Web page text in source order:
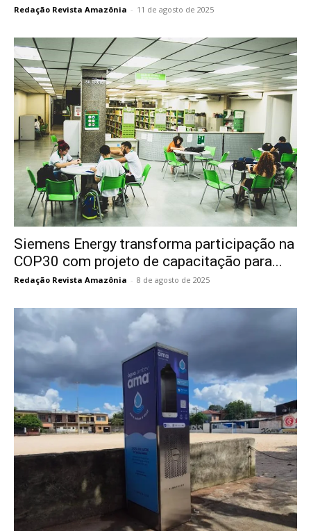
Redação Revista Amazônia - 11 de agosto de 2025
Siemens Energy transforma participação na
COP30 com projeto de capacitação para...
Redação Revista Amazônia - 8 de agosto de 2025